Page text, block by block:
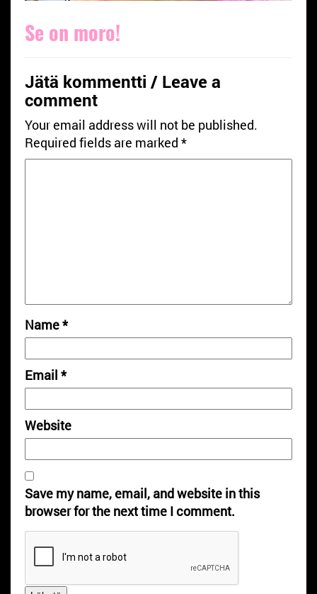
Se on moro!
Jätä kommentti / Leave a
comment
Your email address will not be published.
Required fields are marked *
Name*
Email *
Website
Save my name, email, and website in this
browser for the next time I comment.